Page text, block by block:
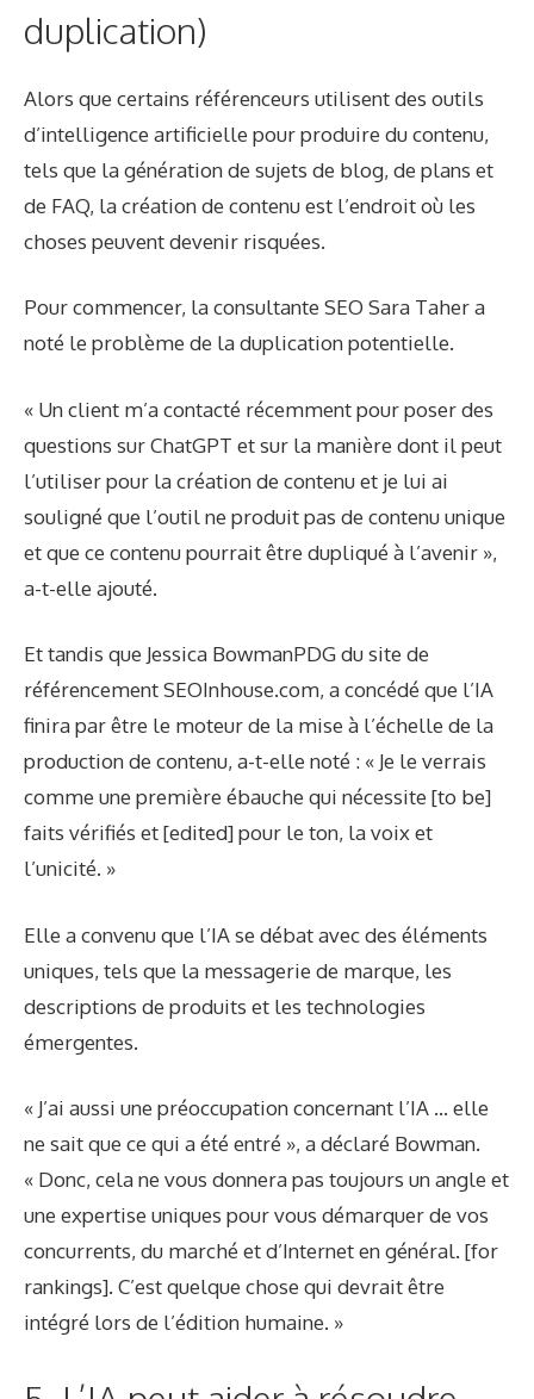
duplication)
Alors que certains référenceurs utilisent des outils
d’intelligence artificielle pour produire du contenu,
tels que la génération de sujets de blog, de plans et
de FAQ, la création de contenu est l’endroit où les
choses peuvent devenir risquées.
Pour commencer, la consultante SEO Sara Taher a
noté le problème de la duplication potentielle.
« Un client m’a contacté récemment pour poser des
questions sur ChatGPT et sur la manière dont il peut
l’utiliser pour la création de contenu et je lui ai
souligné que l’outil ne produit pas de contenu unique
et que ce contenu pourrait être dupliqué à l’avenir »,
a-t-elle ajouté.
Et tandis que Jessica BowmanPDG du site de
référencement SEOInhouse.com, a concédé que l’IA
finira par être le moteur de la mise à l’échelle de la
production de contenu, a-t-elle noté : « Je le verrais
comme une première ébauche qui nécessite [to be]
faits vérifiés et [edited] pour le ton, la voix et
l’unicité. »
Elle a convenu que l’IA se débat avec des éléments
uniques, tels que la messagerie de marque, les
descriptions de produits et les technologies
émergentes.
« J’ai aussi une préoccupation concernant l’IA … elle
ne sait que ce qui a été entré », a déclaré Bowman.
« Donc, cela ne vous donnera pas toujours un angle et
une expertise uniques pour vous démarquer de vos
concurrents, du marché et d’Internet en général. [for
rankings]. C’est quelque chose qui devrait être
intégré lors de l’édition humaine. »